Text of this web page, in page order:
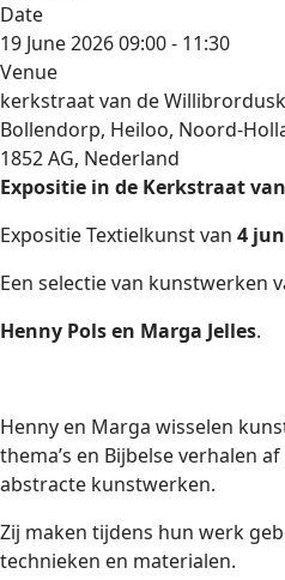
Date
19 June 202609:00- 11:30
Venue
kerkstraat van de
Bollendorp, Heiloo, Noord-
1852 AG, Nederland
Expositie in de Kerkstraat
Expositie Textielkunst van 4
Een selectie van kunstwerken
Henny Pols en Marga Jelles.
Henny en Marga wisselen
thema’s en Bijbelse verhalen
abstracte kunstwerken.
Zij maken tijdens hun werk
technieken en materialen.